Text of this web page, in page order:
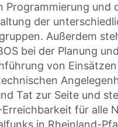
Programmierung und
der
Außerdem
bei der Planung und
von
Tat zur Seite und
für alle
in Rheinland-